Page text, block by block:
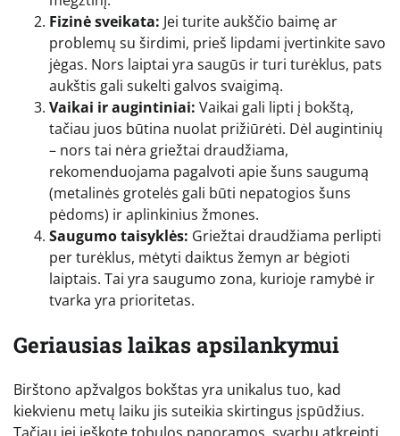
Fizinė sveikata: Jei turite aukščio baimę ar
problemų su širdimi, prieš lipdami įvertinkite savo
jėgas. Nors laiptai yra saugūs ir turi turėklus, pats
aukštis gali sukelti galvos svaigimą.
Vaikai ir augintiniai: Vaikai gali lipti į bokštą,
tačiau juos būtina nuolat prižiūrėti. Dėl augintinių
– nors tai nėra griežtai draudžiama,
rekomenduojama pagalvoti apie šuns saugumą
(metalinės grotelės gali būti nepatogios šuns
pėdoms) ir aplinkinius žmones.
Saugumo taisyklės: Griežtai draudžiama perlipti
per turėklus, mėtyti daiktus žemyn ar bėgioti
laiptais. Tai yra saugumo zona, kurioje ramybė ir
tvarka yra prioritetas.
Geriausias laikas apsilankymui
Birštono apžvalgos bokštas yra unikalus tuo, kad
kiekvienu metų laiku jis suteikia skirtingus įspūdžius.